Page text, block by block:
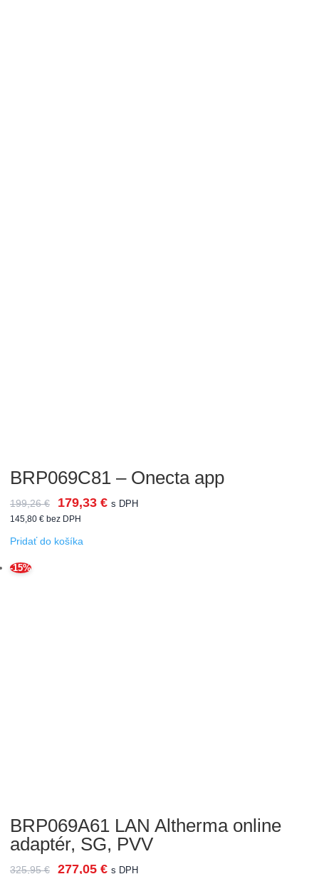
BRP069C81 – Onecta app
199,26€ 179,33 € s DPH
145,80 € bez DPH
Pridať do košíka
-15%
BRP069A61 LAN Altherma online
adaptér, SG, PVV
325,95€ 277,05 € s DPH